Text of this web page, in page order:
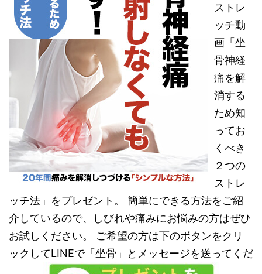
ストレ
ッチ動
画「坐
骨神経
痛を解
消する
ため知
ってお
くべき
２つの
ストレ
ッチ法」をプレゼント。 簡単にできる方法をご紹
介しているので、しびれや痛みにお悩みの方はぜひ
お試しください。 ご希望の方は下のボタンをクリ
ックしてLINEで「坐骨」とメッセージを送ってくだ